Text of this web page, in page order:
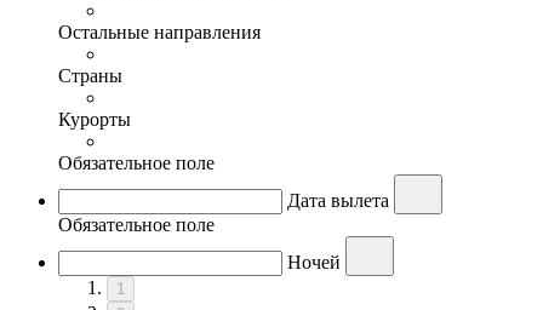
Остальные направления
Страны
Курорты
Обязательное поле
Дата вылета
Обязательное поле
Ночей
1